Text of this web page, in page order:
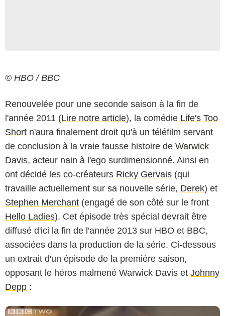
© HBO / BBC
Renouvelée pour une seconde saison à la fin de
l'année 2011 (Lire notre article), la comédie Life's Too
Short n'aura finalement droit qu'à un téléfilm servant
de conclusion à la vraie fausse histoire de Warwick
Davis, acteur nain à l'ego surdimensionné. Ainsi en
ont décidé les co-créateurs Ricky Gervais (qui
travaille actuellement sur sa nouvelle série, Derek) et
Stephen Merchant (engagé de son côté sur le front
Hello Ladies). Cet épisode très spécial devrait être
diffusé d'ici la fin de l'année 2013 sur HBO et BBC,
associées dans la production de la série. Ci-dessous
un extrait d'un épisode de la première saison,
opposant le héros malmené Warwick Davis et Johnny
Depp :